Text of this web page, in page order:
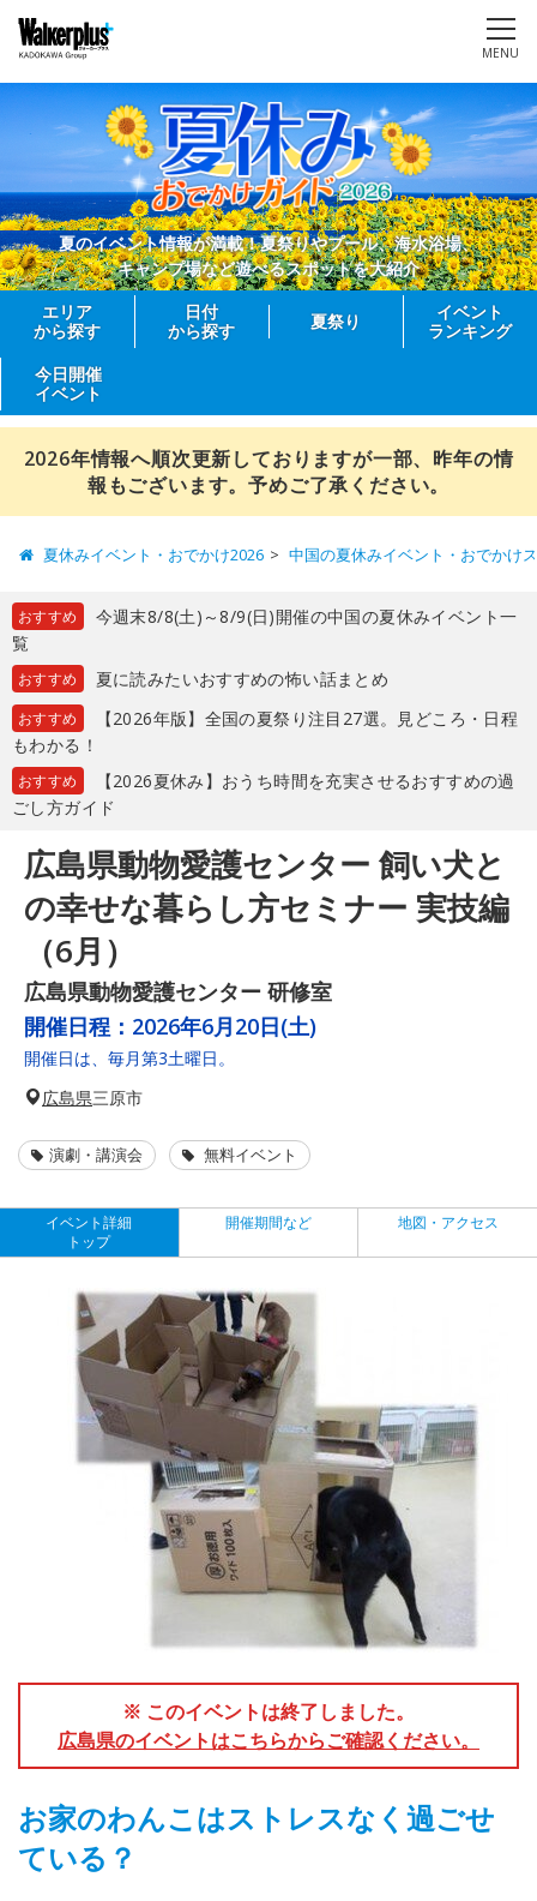
MENU
夏のイベント情報が満載！夏祭りやプール、海水浴場、
キャンプ場など遊べるスポットを大紹介
エリア
から探す
日付
から探す
夏祭り
イベント
ランキング
今日開催
イベント
2026年情報へ順次更新しておりますが一部、昨年の情
報もございます。予めご了承ください。
夏休みイベント・おでかけ2026 中国の夏休みイベント・おでかけ
おすすめ
今週末8/8(土)～8/9(日)開催の中国の夏休みイベント一
覧
おすすめ 夏に読みたいおすすめの怖い話まとめ
おすすめ
【2026年版】全国の夏祭り注目27選。見どころ・日程
もわかる！
おすすめ
【2026夏休み】おうち時間を充実させるおすすめの過
ごし方ガイド
広島県動物愛護センター 飼い犬と
の幸せな暮らし方セミナー 実技編
（6月）
広島県動物愛護センター 研修室
開催日程： 2026年6月20日(土)
開催日は、毎月第3土曜日。
広島県三原市
演劇・講演会 無料イベント
イベント詳細
トップ
開催期間など 地図・アクセス
※ このイベントは終了しました。
広島県のイベントはこちらからご確認ください。
お家のわんこはストレスなく過ごせ
ている？